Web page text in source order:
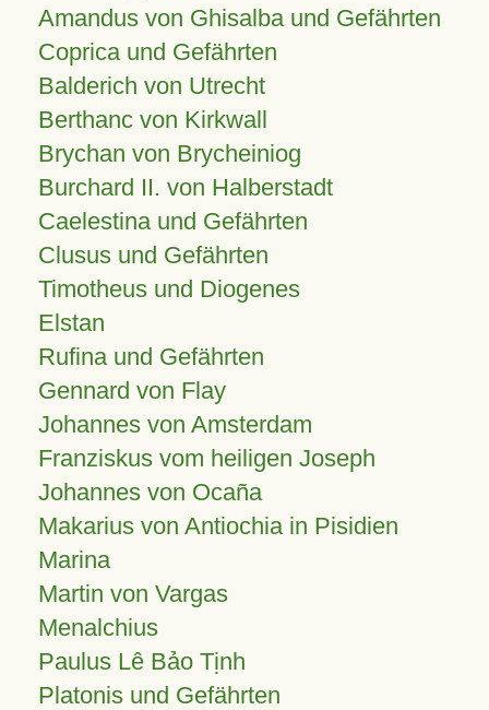
Amandus von Ghisalba und Gefährten
Coprica und Gefährten
Balderich von Utrecht
Berthanc von Kirkwall
Brychan von Brycheiniog
Burchard II. von Halberstadt
Caelestina und Gefährten
Clusus und Gefährten
Timotheus und Diogenes
Elstan
Rufina und Gefährten
Gennard von Flay
Johannes von Amsterdam
Franziskus vom heiligen Joseph
Johannes von Ocaña
Makarius von Antiochia in Pisidien
Marina
Martin von Vargas
Menalchius
Paulus Lê Bảo Tịnh
Platonis und Gefährten